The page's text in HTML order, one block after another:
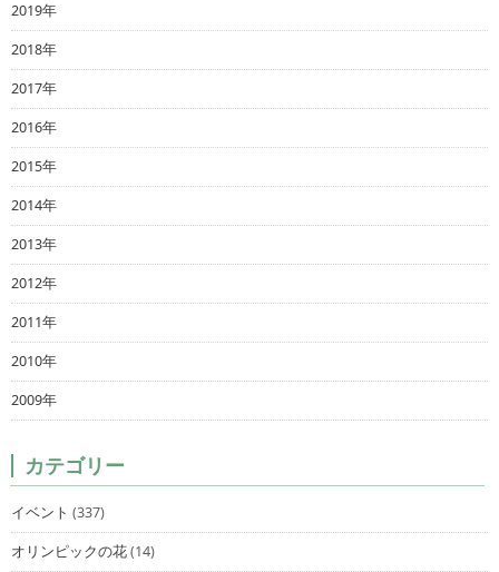
2019年
2018年
2017年
2016年
2015年
2014年
2013年
2012年
2011年
2010年
2009年
カテゴリー
イベント (337)
オリンピックの花(14)